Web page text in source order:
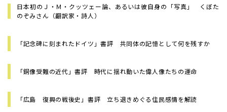
日本初のＪ・Ｍ・クッツェー論、あるいは彼自身の「写真」 くぼた
のぞみさん（翻訳家・詩人）
「記念碑に刻まれたドイツ」書評 共同体の記憶として何を残すか
「銅像受難の近代」書評 時代に揺れ動いた偉人像たちの運命
「広島 復興の戦後史」書評 立ち退きめぐる住民感情を解読